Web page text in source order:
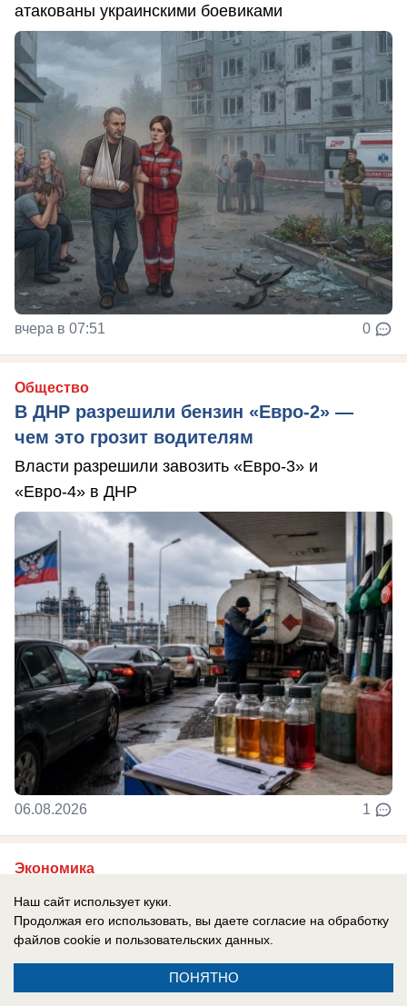
атакованы украинскими боевиками
вчера в 07:51 0
Общество
В ДНР разрешили бензин «Евро-2» —
чем это грозит водителям
Власти разрешили завозить «Евро-3» и
«Евро-4» в ДНР
06.08.2026 1
Экономика
ВТБ: объем выдачи ипотеки в России
вырос на 38%
ВТБ за семь месяцев года оформил более 41
Наш сайт использует куки.
Продолжая его использовать, вы даете согласие на обработку
файлов cookie и пользовательских данных.
ПОНЯТНО